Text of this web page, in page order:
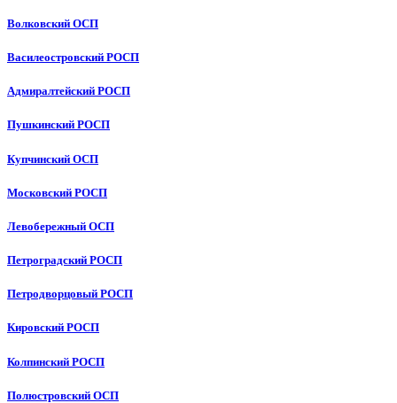
Волковский ОСП
Василеостровский РОСП
Адмиралтейский РОСП
Пушкинский РОСП
Купчинский ОСП
Московский РОСП
Левобережный ОСП
Петроградский РОСП
Петродворцовый РОСП
Кировский РОСП
Колпинский РОСП
Полюстровский ОСП